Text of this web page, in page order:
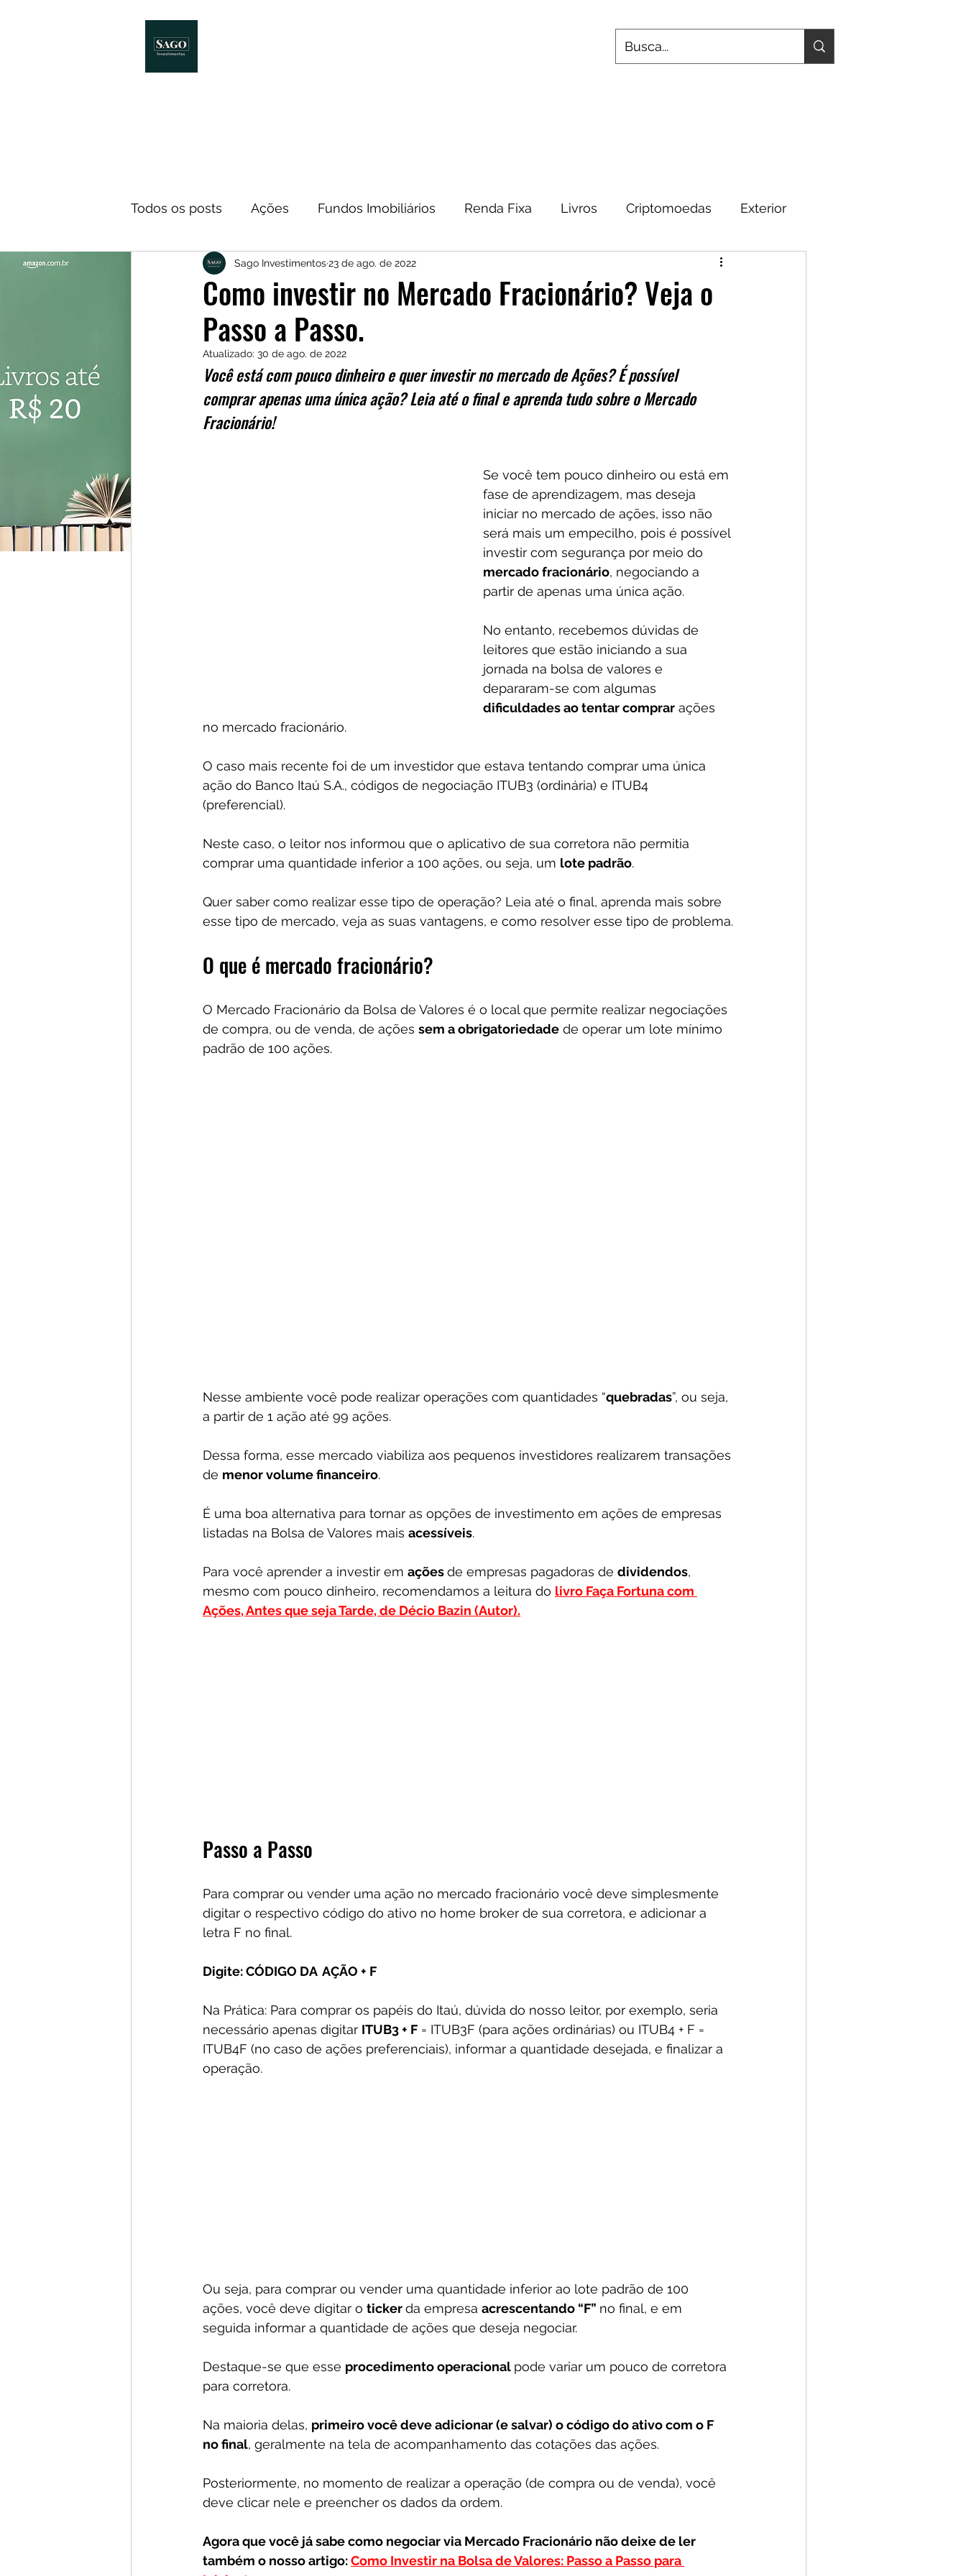
Todos os posts Ações Fundos Imobiliários Renda Fixa Livros Criptomoedas Exterior
Notícias ETF Economia Metais Preciosos Fundamentos
Investidores Cursos Frases
Como investir no Mercado Fracionário? Veja o
Passo a Passo.
Sago Investimentos23 de ago. de 2022
Atualizado: 30 de ago. de 2022
Você está com pouco dinheiro e quer investir no mercado de Ações? É possível
comprar apenas uma única ação? Leia até o final e aprenda tudo sobre o Mercado
Fracionário!
Se você tem pouco dinheiro ou está em
fase de aprendizagem, mas deseja
iniciar no mercado de ações, isso não
será mais um empecilho, pois é possível
investir com segurança por meio do
mercado fracionário, negociando a
partir de apenas uma única ação.
No entanto, recebemos dúvidas de
leitores que estão iniciando a sua
jornada na bolsa de valores e
depararam-se com algumas
dificuldades ao tentar comprar ações
no mercado fracionário.
O caso mais recente foi de um investidor que estava tentando comprar uma única
ação do Banco Itaú S.A., códigos de negociação ITUB3 (ordinária) e ITUB4
(preferencial).
Neste caso, o leitor nos informou que o aplicativo de sua corretora não permitia
comprar uma quantidade inferior a 100 ações, ou seja, um lote padrão.
Quer saber como realizar esse tipo de operação? Leia até o final, aprenda mais sobre
esse tipo de mercado, veja as suas vantagens, e como resolver esse tipo de problema.
O que é mercado fracionário?
O Mercado Fracionário da Bolsa de Valores é o local que permite realizar negociações
de compra, ou de venda, de ações sem a obrigatoriedade de operar um lote mínimo
padrão de 100 ações.
Nesse ambiente você pode realizar operações com quantidades “quebradas”, ou seja,
a partir de 1 ação até 99 ações.
Dessa forma, esse mercado viabiliza aos pequenos investidores realizarem transações
de menor volume financeiro.
É uma boa alternativa para tornar as opções de investimento em ações de empresas
listadas na Bolsa de Valores mais acessíveis.
Para você aprender a investir em ações de empresas pagadoras de dividendos,
mesmo com pouco dinheiro, recomendamos a leitura do livro Faça Fortuna com
Ações, Antes que seja Tarde, de Décio Bazin (Autor).
Passo a Passo
Para comprar ou vender uma ação no mercado fracionário você deve simplesmente
digitar o respectivo código do ativo no home broker de sua corretora, e adicionar a
letra F no final.
Digite: CÓDIGO DA  AÇÃO + F
Na Prática: Para comprar os papéis do Itaú, dúvida do nosso leitor, por exemplo, seria
necessário apenas digitar ITUB3 + F = ITUB3F (para ações ordinárias) ou ITUB4 + F =
ITUB4F (no caso de ações preferenciais), informar a quantidade desejada, e finalizar a
operação.
Ou seja, para comprar ou vender uma quantidade inferior ao lote padrão de 100
ações, você deve digitar o ticker da empresa acrescentando “F” no final, e em
seguida informar a quantidade de ações que deseja negociar.
Destaque-se que esse procedimento operacional pode variar um pouco de corretora
para corretora.
Na maioria delas, primeiro você deve adicionar (e salvar) o código do ativo com o F
no final, geralmente na tela de acompanhamento das cotações das ações.
Posteriormente, no momento de realizar a operação (de compra ou de venda), você
deve clicar nele e preencher os dados da ordem.
Agora que você já sabe como negociar via Mercado Fracionário não deixe de ler
também o nosso artigo: Como Investir na Bolsa de Valores: Passo a Passo para